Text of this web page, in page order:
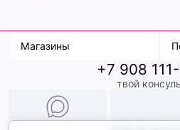
Магазины
ТК Терминал
ТРК Континент
+7 908
твой